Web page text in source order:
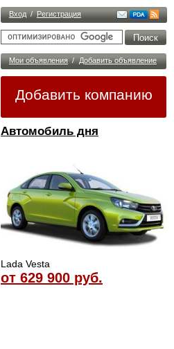
Вход / Регистрация
Мои объявления / Добавить объявление
Добавить компанию
Автомобиль дня
Lada Vesta
от 629 900 руб.